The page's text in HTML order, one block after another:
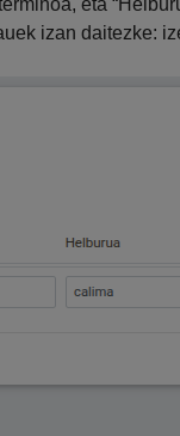
eta
izan daitezke: